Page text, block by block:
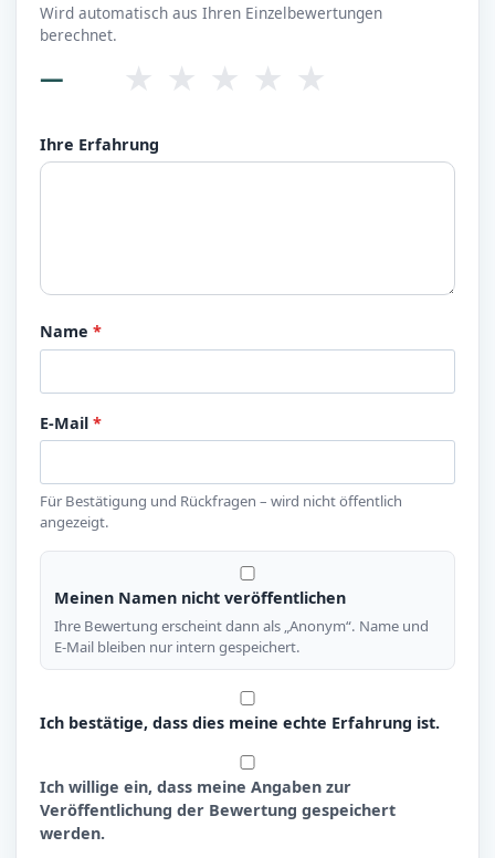
Wird automatisch aus Ihren Einzelbewertungen
berechnet.
— ★ ★ ★ ★ ★
Ihre Erfahrung
Name*
E-Mail*
Für Bestätigung und Rückfragen – wird nicht öffentlich
angezeigt.
Meinen Namen nicht veröffentlichen
Ihre Bewertung erscheint dann als „Anonym“. Name und
E-Mail bleiben nur intern gespeichert.
Ich bestätige, dass dies meine echte Erfahrung ist.
Ich willige ein, dass meine Angaben zur
Veröffentlichung der Bewertung gespeichert
werden.